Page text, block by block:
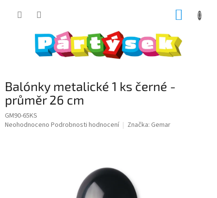
Balónky metalické 1 ks černé -
průměr 26 cm
GM90-65KS
Průměrné
Neohodnoceno Podrobnosti hodnocení Značka: Gemar